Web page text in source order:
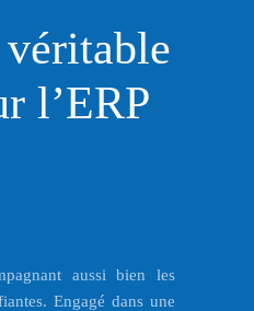
l’ERP
aussi bien les
Engagé dans une